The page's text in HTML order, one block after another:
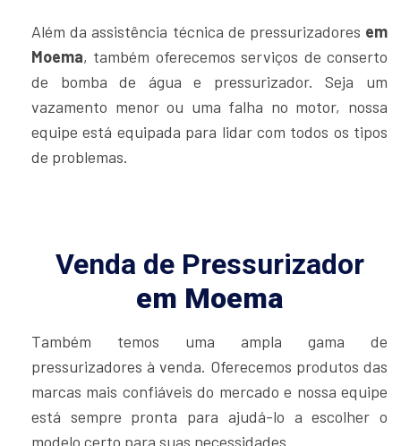
Além da assistência técnica de pressurizadores em
Moema, também oferecemos serviços de conserto
de bomba de água e pressurizador. Seja um
vazamento menor ou uma falha no motor, nossa
equipe está equipada para lidar com todos os tipos
de problemas.
Venda de Pressurizador
em Moema
Também temos uma ampla gama de
pressurizadores à venda. Oferecemos produtos das
marcas mais confiáveis do mercado e nossa equipe
está sempre pronta para ajudá-lo a escolher o
modelo certo para suas necessidades.